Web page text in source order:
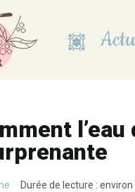
· Durée de lecture :